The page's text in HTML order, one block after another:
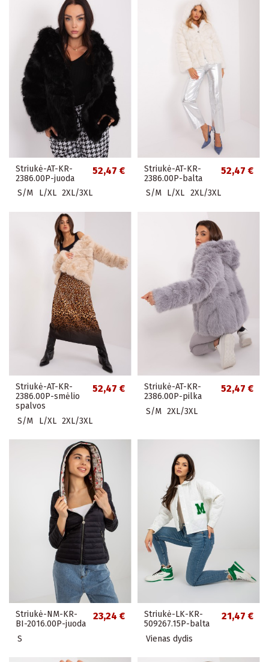
Striukė-AT-KR-
2386.00P-juoda
52,47 €
S/M L/XL 2XL/3XL
Striukė-AT-KR-
2386.00P-balta
52,47 €
S/M L/XL 2XL/3XL
Striukė-AT-KR-
2386.00P-smėlio
spalvos
52,47 €
S/M L/XL 2XL/3XL
Striukė-AT-KR-
2386.00P-pilka
52,47 €
S/M 2XL/3XL
Striukė-NM-KR-
BI-2016.00P-juoda
23,24 €
S
Striukė-LK-KR-
509267.15P-balta
21,47 €
Vienas dydis